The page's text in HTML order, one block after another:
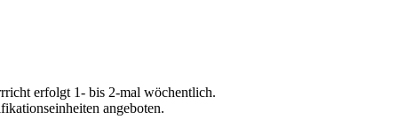
erfolgt 1- bis 2-mal wöchentlich.
angeboten.